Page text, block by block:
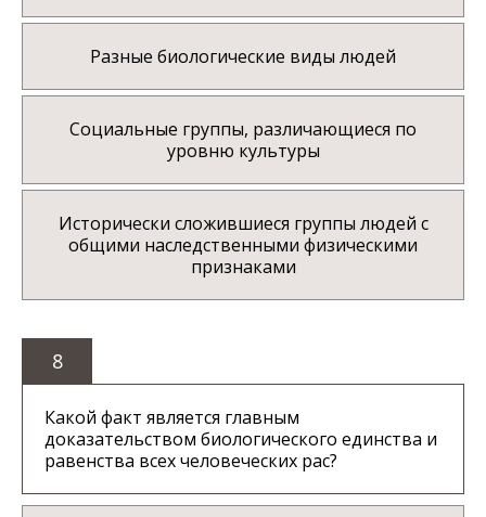
Разные биологические виды людей
Социальные группы, различающиеся по
уровню культуры
Исторически сложившиеся группы людей с
общими наследственными физическими
признаками
8
Какой факт является главным
доказательством биологического единства и
равенства всех человеческих рас?